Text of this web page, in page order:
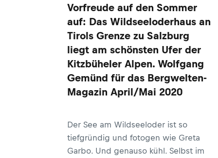
Vorfreude auf den Sommer
auf: Das Wildseeloderhaus an
Tirols Grenze zu Salzburg
liegt am schönsten Ufer der
Kitzbüheler Alpen. Wolfgang
Gemünd für das Bergwelten-
Magazin April/Mai 2020
Der See am Wildseeloder ist so
tiefgründig und fotogen wie Greta
Garbo. Und genauso kühl. Selbst im